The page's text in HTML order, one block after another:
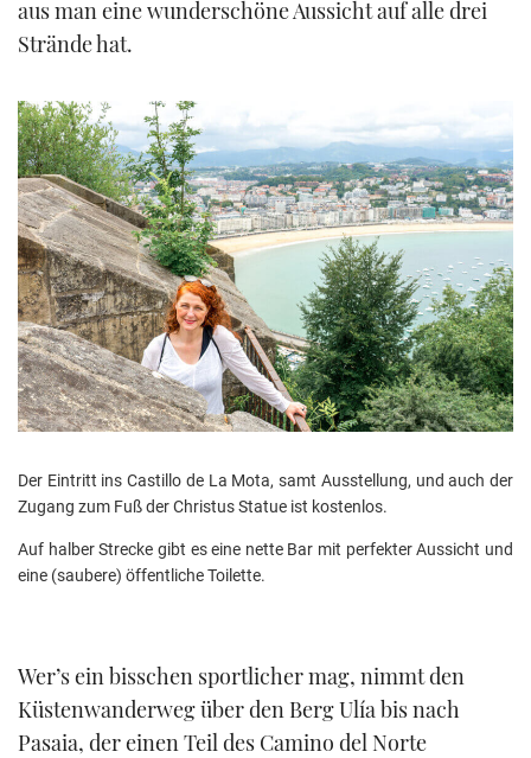
aus man eine wunderschöne Aussicht auf alle drei
Strände hat.
Der Eintritt ins Castillo de La Mota, samt Ausstellung, und auch der
Zugang zum Fuß der Christus Statue ist kostenlos.
Auf halber Strecke gibt es eine nette Bar mit perfekter Aussicht und
eine (saubere) öffentliche Toilette.
Wer’s ein bisschen sportlicher mag, nimmt den
Küstenwanderweg über den Berg Ulía bis nach
Pasaia, der einen Teil des Camino del Norte